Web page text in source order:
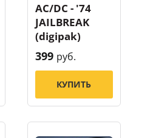
AC/DC - '74
JAILBREAK
(digipak)
399 руб.
КУПИТЬ